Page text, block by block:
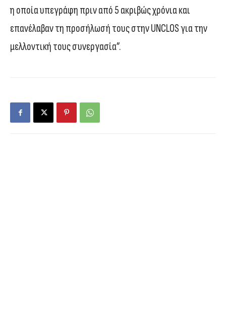
η οποία υπεγράφη πριν από 5 ακριβώς χρόνια και
επανέλαβαν τη προσήλωσή τους στην UNCLOS για την
μελλοντική τους συνεργασία”.